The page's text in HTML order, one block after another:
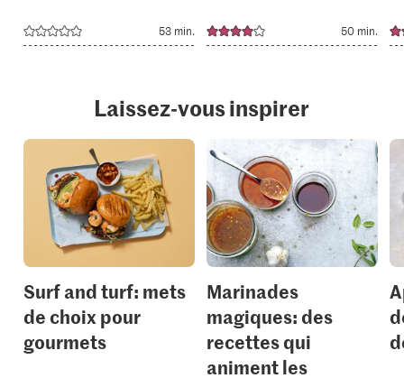
53 min. 50 min.
Laissez-vous inspirer
Surf and turf: mets
de choix pour
gourmets
Marinades
magiques: des
recettes qui
animent les